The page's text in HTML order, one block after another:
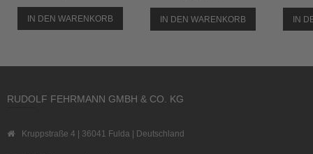
IN DEN WARENKORB IN DEN WARENKORB IN
RUDOLF FEHRMANN GMBH & CO. KG
Kruppstraße 4 | 36041 Fulda | Deutschland